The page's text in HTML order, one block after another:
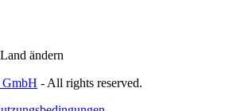
Land ändern
GmbH - All rights reserved.